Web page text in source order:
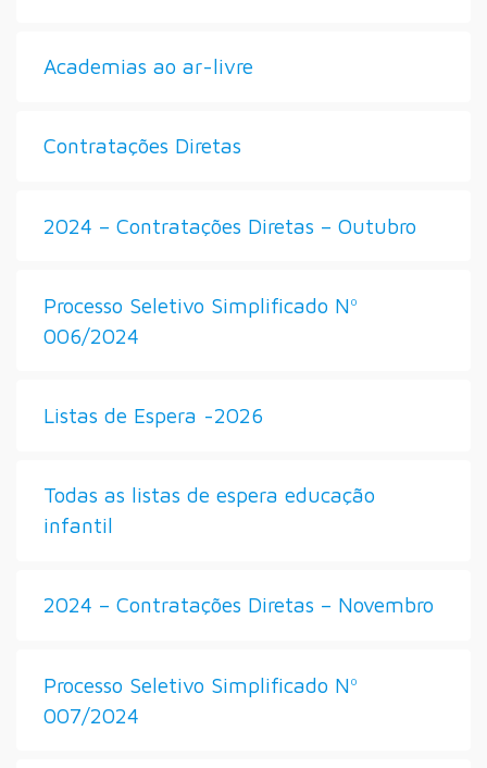
Academias ao ar-livre
Contratações Diretas
2024 – Contratações Diretas – Outubro
Processo Seletivo Simplificado Nº
006/2024
Listas de Espera -2026
Todas as listas de espera educação
infantil
2024 – Contratações Diretas – Novembro
Processo Seletivo Simplificado Nº
007/2024